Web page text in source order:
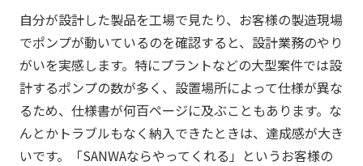
自分が設計した製品を工場で見たり、お客様の製造現場
でポンプが動いているのを確認すると、設計業務のやり
がいを実感します。特にプラントなどの大型案件では設
計するポンプの数が多く、設置場所によって仕様が異な
るため、仕様書が何百ページに及ぶこともあります。な
んとかトラブルもなく納入できたときは、達成感が大き
いです。「SANWAならやってくれる」というお客様の